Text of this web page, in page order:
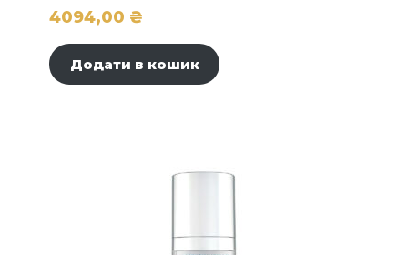
4094,00 ₴
Додати в кошик